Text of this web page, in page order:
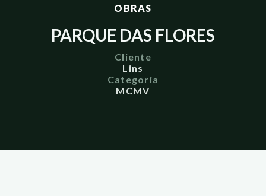
OBRAS
PARQUE DAS FLORES
Cliente
Lins
Categoria
MCMV